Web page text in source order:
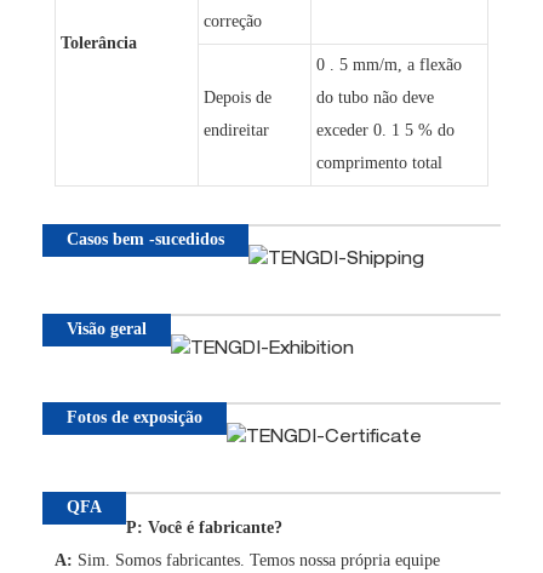
Tolerância
correção
Depois de
endireitar
0 . 5 mm/m, a flexão
do tubo não deve
exceder 0. 1 5 % do
comprimento total
Casos bem -sucedidos
Visão geral
Fotos de exposição
QFA
P: Você é fabricante?
A: Sim. Somos fabricantes. Temos nossa própria equipe